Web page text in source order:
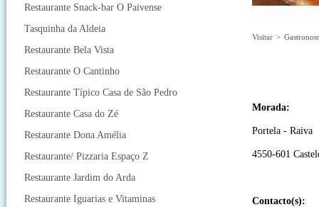
Restaurante Snack-bar O Paivense
Tasquinha da Aldeia
Restaurante Bela Vista
Restaurante O Cantinho
Restaurante Típico Casa de São Pedro
Restaurante Casa do Zé
Restaurante Dona Amélia
Restaurante/ Pizzaria Espaço Z
Restaurante Jardim do Arda
Restaurante Iguarias e Vitaminas
Visitar >
Morada:
Portela - Raiva
4550-601
Contacto(s):